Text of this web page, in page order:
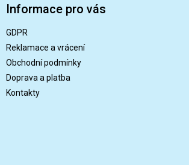
Informace pro vás
GDPR
Reklamace a vrácení
Obchodní podmínky
Doprava a platba
Kontakty